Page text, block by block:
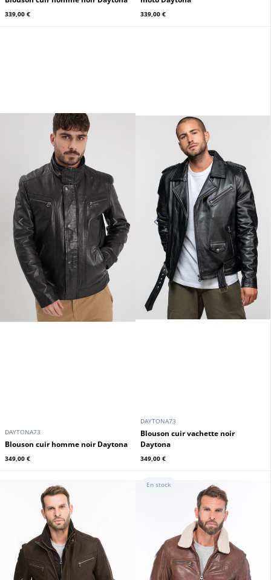
339,00 € 339,00 €
DAYTONA73
blouson cuir homme noir Daytona
349,00 €
DAYTONA73
Blouson cuir vachette noir
Daytona
349,00 €
En stock